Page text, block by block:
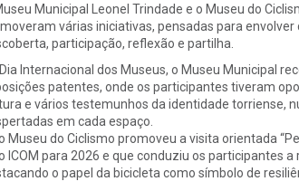
Municipal Leonel Trindade e o Museu do
várias iniciativas, pensadas para
participação, reflexão e partilha.
Internacional dos Museus, o Museu Municipal
patentes, onde os participantes tiveram
e vários testemunhos da identidade torriense,
em cada espaço.
Museu do Ciclismo promoveu a visita orientada
ICOM para 2026 e que conduziu os participantes
o papel da bicicleta como símbolo de